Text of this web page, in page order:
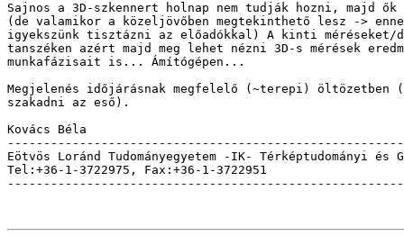
Sajnos a 3D-szkennert holnap nem tudják hozni, majd
(de valamikor a közeljövőben megtekinthető lesz ->
igyekszünk tisztázni az előadókkal) A kinti méréseket/
tanszéken azért majd meg lehet nézni 3D-s mérések
munkafázisait is... Ámítógépen...
Megjelenés időjárásnak megfelelő (~terepi) öltözetben
szakadni az eső).
Kovács Béla
Eötvös Loránd Tudományegyetem -IK- Térképtudományi és
Tel:+36-1-3722975, Fax:+36-1-3722951